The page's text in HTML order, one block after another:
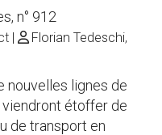
n° 912
Florian Tedeschi,
nouvelles lignes de
viendront étoffer de
de transport en